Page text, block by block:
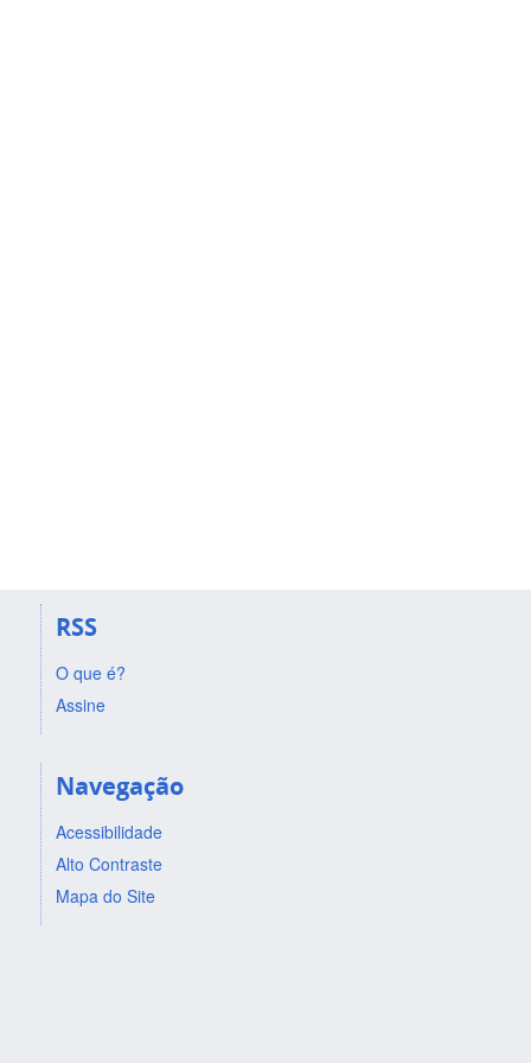
RSS
O que é?
Assine
Navegação
Acessibilidade
Alto Contraste
Mapa do Site